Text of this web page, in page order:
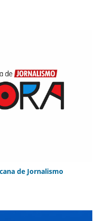
de Jornalismo